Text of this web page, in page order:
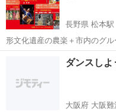
長野県 松本駅
形文化遺産の農楽＋市内のグル
場」もお楽しみ頂け…
ダンスしよ
大阪府 大阪難